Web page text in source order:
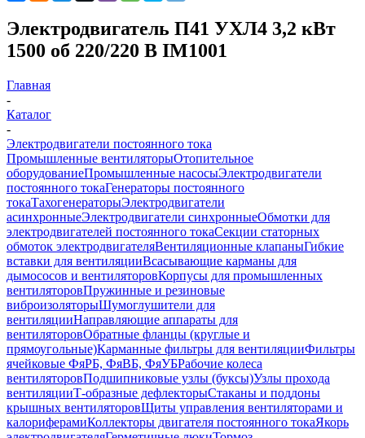
Электродвигатель П41 УХЛ4 3,2 кВт
1500 об 220/220 В IM1001
Главная
-
Каталог
-
Электродвигатели постоянного тока
Промышленные вентиляторыОтопительное
оборудованиеПромышленные насосыЭлектродвигатели
постоянного токаГенераторы постоянного
токаТахогенераторыЭлектродвигатели
асинхронныеЭлектродвигатели синхронныеОбмотки для
электродвигателей постоянного токаСекции статорных
обмоток электродвигателяВентиляционные клапаныГибкие
вставки для вентиляцииВсасывающие карманы для
дымососов и вентиляторовКорпусы для промышленных
вентиляторовПружинные и резиновые
виброизоляторыШумоглушители для
вентиляцииНаправляющие аппараты для
вентиляторовОбратные фланцы (круглые и
прямоугольные)Карманные фильтры для вентиляцииФильтры
ячейковые ФяРБ, ФяВБ, ФяУБРабочие колеса
вентиляторовПодшипниковые узлы (буксы)Узлы прохода
вентиляцииТ-образные дефлекторыСтаканы и поддоны
крышных вентиляторовЩиты управления вентиляторами и
калориферамиКоллекторы двигателя постоянного токаЯкорь